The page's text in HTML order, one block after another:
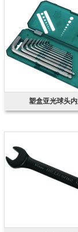
塑盒亚光球头